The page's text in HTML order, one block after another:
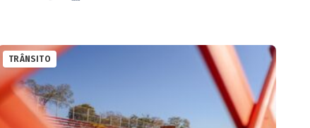
TRÂNSITO